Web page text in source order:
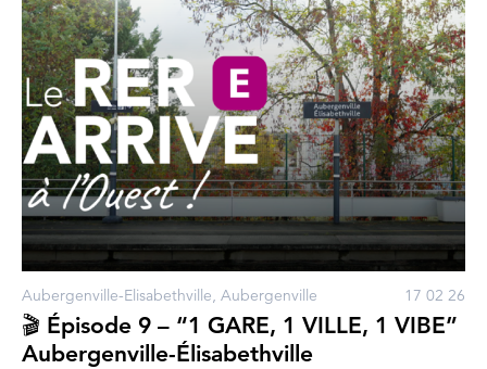
Aubergenville-Elisabethville, Aubergenville 17 02 26
🎬 Épisode 9 – “1 GARE, 1 VILLE, 1 VIBE”
Aubergenville-Élisabethville